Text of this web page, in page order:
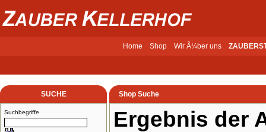
Home Shop Wir Ã¼ber uns
SUCHE
Suchbegriffe
Shop Suche
Ergebnis der